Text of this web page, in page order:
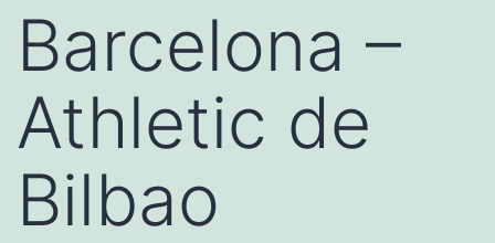
Barcelona –
Athletic de
Bilbao